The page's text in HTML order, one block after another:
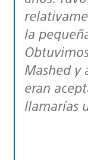
la
Mashed y
eran
llamarías